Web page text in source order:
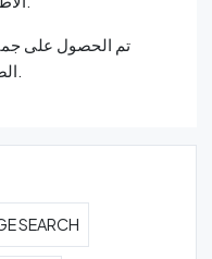
تم الحصول على
SEARCH